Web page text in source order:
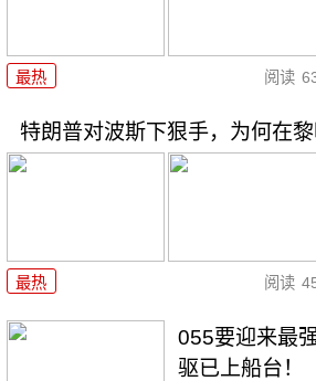
最热 阅读
特朗普对波斯下狠手，为何在黎
最热 阅读
055要迎来最
驱已上船台！